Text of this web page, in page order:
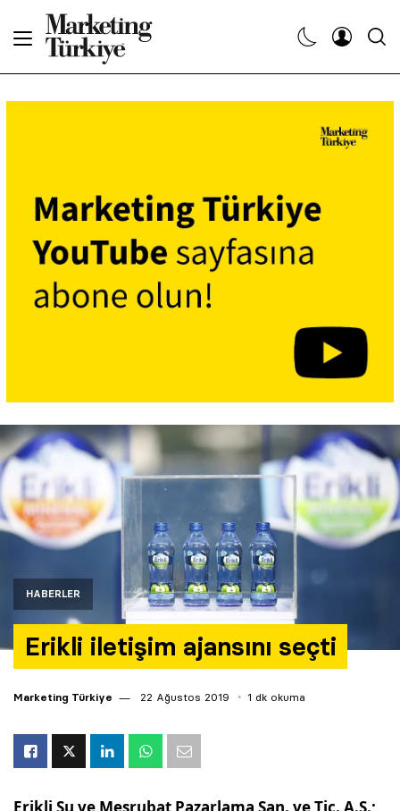
HABERLER
Erikli iletişim ajansını seçti
Marketing Türkiye 22 Ağustos 2019 1 dk okuma
Dergiler
Etkinlikler
Araştırma